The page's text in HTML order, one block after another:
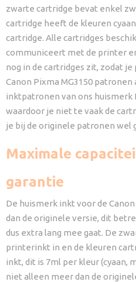
zwarte cartridge bevat enkel
cartridge heeft de kleuren
cartridge. Alle cartridges
communiceert met de printer
nog in de cartridges zit, zodat
Canon Pixma MG3150
inktpatronen van ons huismerk
waardoor je niet te vaak de
je bij de originele patronen wel
Maximale
garantie
De huismerk inkt voor de
dan de originele versie, dit
dus extra lang mee gaat. De
printerinkt in en de kleuren
inkt, dit is 7ml per kleur (cyaan,
niet alleen meer dan de